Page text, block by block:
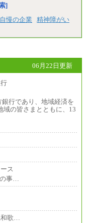
]
慢の企業
精神障がい
06月22日更新
行であり、地域経済を
域の皆さまとともに、13
ス
の事…
和歌…